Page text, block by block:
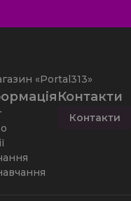
«Portal313»
Контакти
Контакти